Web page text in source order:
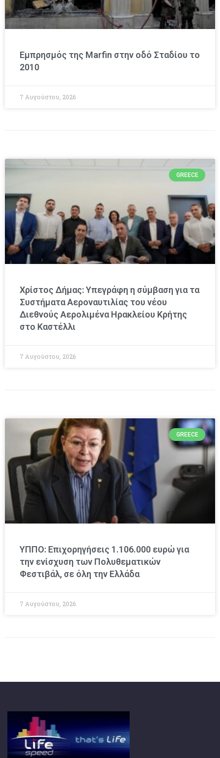
Εμπρησμός της Marfin στην οδό Σταδίου το
2010
7 Αυγούστου, 2026
GREECE
Χρίστος Δήμας: Υπεγράφη η σύμβαση για τα
Συστήματα Αεροναυτιλίας του νέου
Διεθνούς Αερολιμένα Ηρακλείου Κρήτης
στο Καστέλλι
7 Αυγούστου, 2026
GREECE
ΥΠΠΟ: Επιχορηγήσεις 1.106.000 ευρώ για
την ενίσχυση των Πολυθεματικών
Φεστιβάλ, σε όλη την Ελλάδα
7 Αυγούστου, 2026